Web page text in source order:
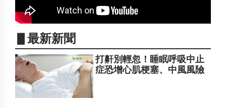
▋最新新聞
打鼾別輕忽！睡眠呼吸中止
症恐增心肌梗塞、中風風險